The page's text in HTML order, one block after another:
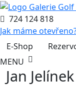
724 124 818
Jak máme
E-Shop
MENU
Jan